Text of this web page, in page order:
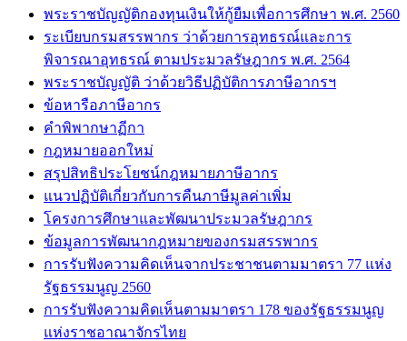
พระราชบัญญัติกองทุนเงินให้กู้ยืมเพื่อการศึกษา พ.ศ. 2560
ระเบียบกรมสรรพากร ว่าด้วยการอุทธรณ์และการ
พิจารณาอุทธรณ์ ตามประมวลรัษฎากร พ.ศ. 2564
พระราชบัญญัติ ว่าด้วยวิธีปฏิบัติการภาษีอากรฯ
ข้อหารือภาษีอากร
คำพิพากษาฏีกา
กฎหมายออกใหม่
สรุปสิทธิประโยชน์กฎหมายภาษีอากร
แนวปฏิบัติเกี่ยวกับการคืนภาษีมูลค่าเพิ่ม
โครงการศึกษาและพัฒนาประมวลรัษฎากร
ข้อมูลการพัฒนากฎหมายของกรมสรรพากร
การรับฟังความคิดเห็นจากประชาชนตามมาตรา 77 แห่ง
รัฐธรรมนูญ 2560
การรับฟังความคิดเห็นตามมาตรา 178 ของรัฐธรรมนูญ
แห่งราชอาณาจักรไทย